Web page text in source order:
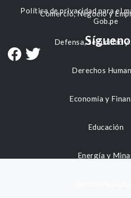
Comercio, Negocio y
Defensa, Seguridad y
Derechos
Economía y
Educación
Energía y
Política de privacidad para el
Gob.pe